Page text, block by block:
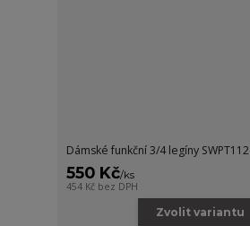
Dámské funkční 3/4 legíny SWPT112
550 Kč/ks
454 Kč bez DPH
Zvolit variantu